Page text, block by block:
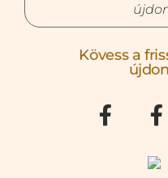
Kövess a